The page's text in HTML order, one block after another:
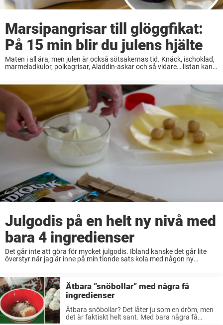
Marsipangrisar till glöggfikat:
På 15 min blir du julens hjälte
Maten i all ära, men julen är också sötsakernas tid. Knäck, ischoklad,
marmeladkulor, polkagrisar, Aladdin-askar och så vidare… listan kan
Julgodis på en helt ny nivå med
bara 4 ingredienser
Det går inte att göra för mycket julgodis. Ibland kanske det går lite
överstyr när jag är inne på min tionde sats kola med någon ny
Ätbara ”snöbollar” med några få
ingredienser
Ätbara snöbollar? Det låter ju som en dröm, men
det är faktiskt helt sant. Med bara några få